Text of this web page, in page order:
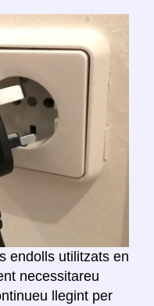
endolls utilitzats en
necessitareu
llegint per